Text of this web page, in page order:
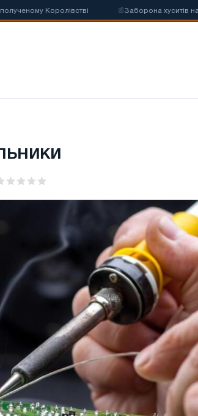
Королівстві Заборона хуситів на